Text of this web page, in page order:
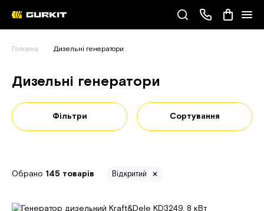
(093) 343-55-55
Головна Дизельні генератори
Дизельні генератори
Фільтри Сортування
Обрано 145 товарів Відкритий